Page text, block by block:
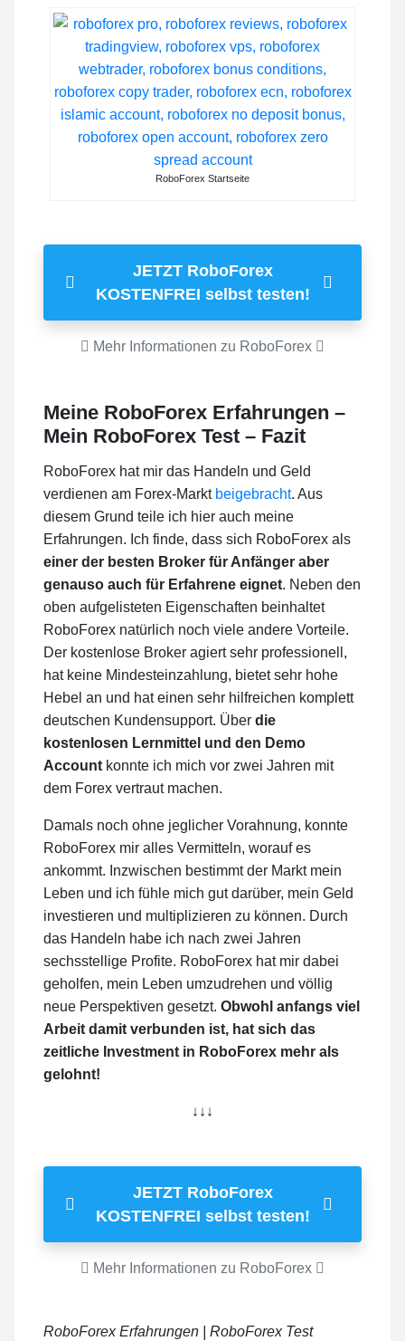
RoboForex Startseite
JETZT RoboForex
KOSTENFREI selbst testen!
Mehr Informationen zu RoboForex
Meine RoboForex Erfahrungen –
Mein RoboForex Test – Fazit
RoboForex hat mir das Handeln und Geld
verdienen am Forex-Markt beigebracht. Aus
diesem Grund teile ich hier auch meine
Erfahrungen. Ich finde, dass sich RoboForex als
einer der besten Broker für Anfänger aber
genauso auch für Erfahrene eignet. Neben den
oben aufgelisteten Eigenschaften beinhaltet
RoboForex natürlich noch viele andere Vorteile.
Der kostenlose Broker agiert sehr professionell,
hat keine Mindesteinzahlung, bietet sehr hohe
Hebel an und hat einen sehr hilfreichen komplett
deutschen Kundensupport. Über die
kostenlosen Lernmittel und den Demo
Account konnte ich mich vor zwei Jahren mit
dem Forex vertraut machen.
Damals noch ohne jeglicher Vorahnung, konnte
RoboForex mir alles Vermitteln, worauf es
ankommt. Inzwischen bestimmt der Markt mein
Leben und ich fühle mich gut darüber, mein Geld
investieren und multiplizieren zu können. Durch
das Handeln habe ich nach zwei Jahren
sechsstellige Profite. RoboForex hat mir dabei
geholfen, mein Leben umzudrehen und völlig
neue Perspektiven gesetzt. Obwohl anfangs viel
Arbeit damit verbunden ist, hat sich das
zeitliche Investment in RoboForex mehr als
gelohnt!
↓↓↓
JETZT RoboForex
KOSTENFREI selbst testen!
Mehr Informationen zu RoboForex
RoboForex Erfahrungen | RoboForex Test